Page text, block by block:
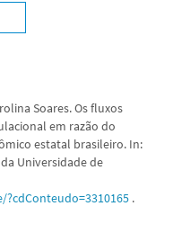
Soares. Os fluxos
em razão do
estatal brasileiro. In:
Universidade de
.